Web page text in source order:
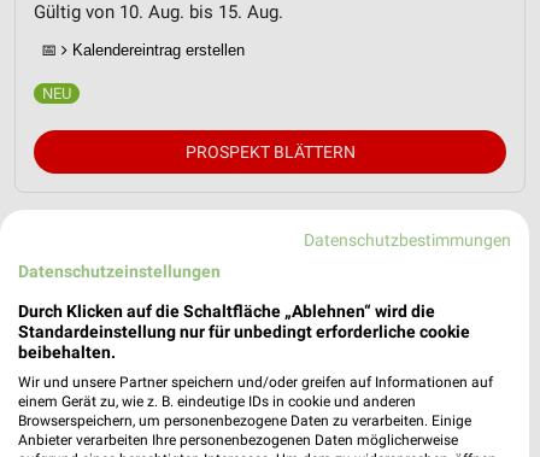
Gültig von 10. Aug. bis 15. Aug.
📅 Kalendereintrag erstellen
PROSPEKT BLÄTTERN
Datenschutzbestimmungen
Datenschutzeinstellungen
Durch Klicken auf die Schaltfläche „Ablehnen“ wird die
Standardeinstellung nur für unbedingt erforderliche cookie
beibehalten.
Wir und unsere Partner speichern und/oder greifen auf Informationen auf
einem Gerät zu, wie z. B. eindeutige IDs in cookie und anderen
Browserspeichern, um personenbezogene Daten zu verarbeiten. Einige
Anbieter verarbeiten Ihre personenbezogenen Daten möglicherweise